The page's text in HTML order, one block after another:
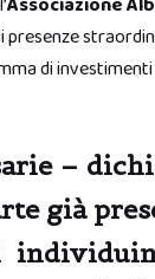
di
–
già